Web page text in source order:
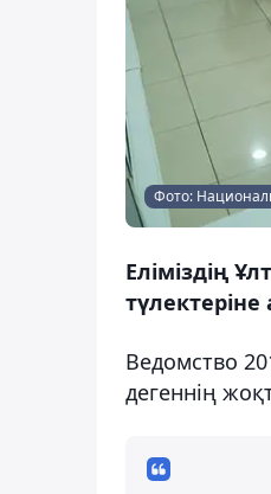
Фото:
Еліміздің
Ведомство
дегеннің